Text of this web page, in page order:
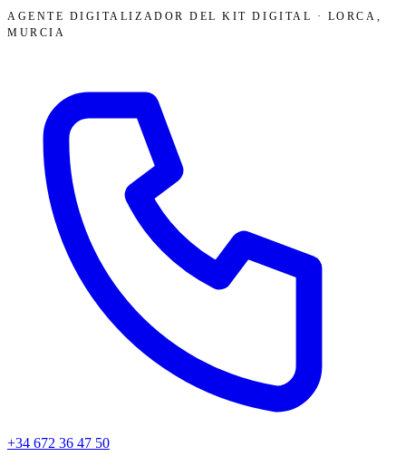
AGENTE DIGITALIZADOR DEL KIT DIGITAL · LORCA,
MURCIA
+34 672 36 47 50